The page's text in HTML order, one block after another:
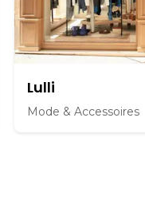
Lulli
Mode & Accessoires